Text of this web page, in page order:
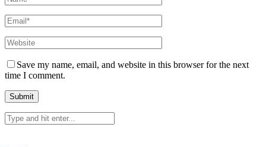
Save my name, email, and website in this browser for the next
time I comment.